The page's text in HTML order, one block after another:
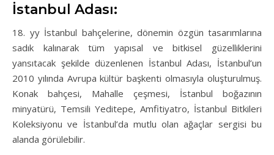
İstanbul Adası:
18. yy İstanbul bahçelerine, dönemin özgün tasarımlarına
sadık kalınarak tüm yapısal ve bitkisel güzelliklerini
yansıtacak şekilde düzenlenen İstanbul Adası, İstanbul’un
2010 yılında Avrupa kültür başkenti olmasıyla oluşturulmuş.
Konak bahçesi, Mahalle çeşmesi, İstanbul boğazının
minyatürü, Temsili Yeditepe, Amfitiyatro, İstanbul Bitkileri
Koleksiyonu ve İstanbul’da mutlu olan ağaçlar sergisi bu
alanda görülebilir.